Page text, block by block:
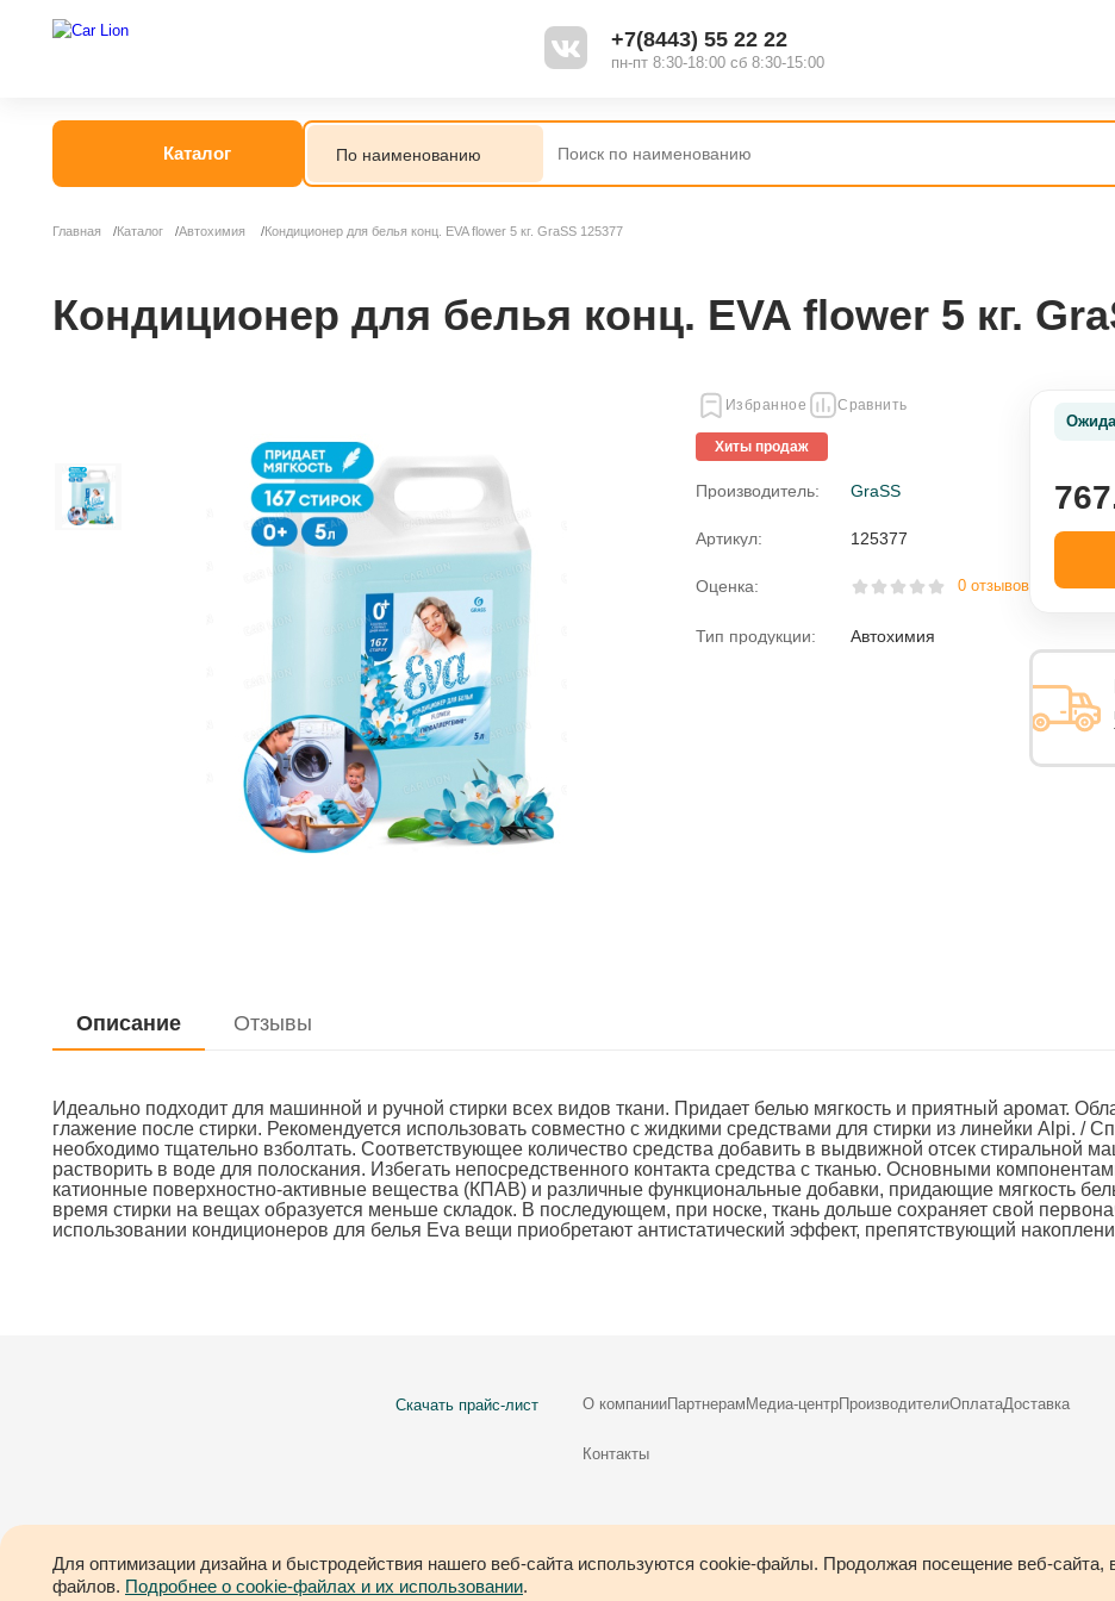
+7(8443) 55 22 22
пн-пт 8:30-18:00 сб 8:30-15:00
Каталог
Автогрязь
Автошампунь
Антизапотеватель
Бытовая химия
Жидкость для розжига
Очистители
Керосин
Закрепитель резьбы
Герметики
Полироль
Присадки
Смазки
Размораживатели
Главная Каталог Автохимия Кондиционер для белья конц. EVA flower 5 кг. GraSS 125377
Кондиционер для белья конц. EVA flower 5 кг.
Избранное Сравнить
Хиты продаж
Производитель: GraSS
Артикул: 125377
Оценка: 0 отзывов
Тип продукции: Автохимия
Описание Отзывы
Идеально подходит для машинной и ручной стирки всех видов ткани. Придает белью мягкость и приятный аромат.
глажение после стирки. Рекомендуется использовать совместно с жидкими средствами для стирки из линейки Alpi. /
необходимо тщательно взболтать. Соответствующее количество средства добавить в выдвижной отсек стиральной
растворить в воде для полоскания. Избегать непосредственного контакта средства с тканью. Основными
катионные поверхностно-активные вещества (КПАВ) и различные функциональные добавки, придающие мягкость
время стирки на вещах образуется меньше складок. В последующем, при носке, ткань дольше сохраняет свой
использовании кондиционеров для белья Eva вещи приобретают антистатический эффект, препятствующий
Скачать прайс-лист О компанииПартнерам Медиа-центрПроизводителиОплатаДоставка
Контакты
© 2016–2026 Все права защищены
Для оптимизации дизайна и быстродействия нашего веб-сайта используются cookie-файлы. Продолжая посещение веб-сайта,
файлов. Подробнее о cookie-файлах и их использовании.